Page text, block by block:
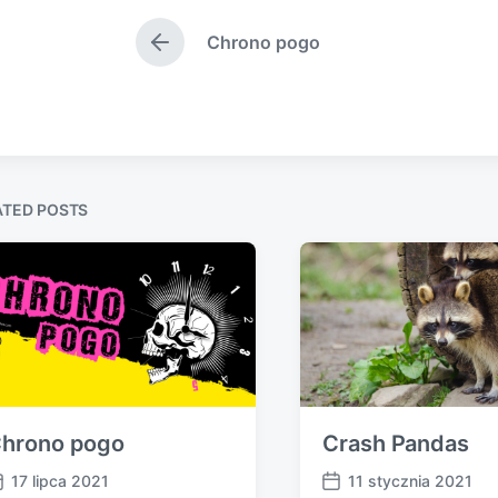
d
a
P
r
t
:
Chrono pogo
POSTS
pogo
17 lipca 2021
Crash Pandas
P
11 stycznia 2021